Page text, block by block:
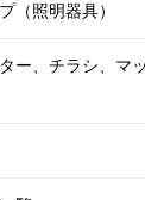
（照明器具）
ー、チラシ、マ